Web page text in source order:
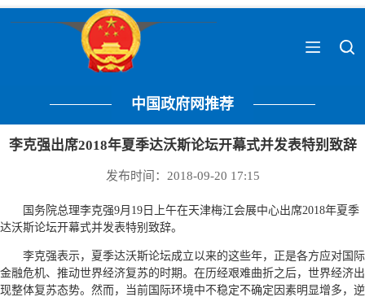
中国政府网推荐
李克强出席2018年夏季达沃斯论坛开幕式并发表特别致辞
发布时间：2018-09-20 17:15
国务院总理李克强9月19日上午在天津梅江会展中心出席2018年夏季
达沃斯论坛开幕式并发表特别致辞。
李克强表示，夏季达沃斯论坛成立以来的这些年，正是各方应对国际
金融危机、推动世界经济复苏的时期。在历经艰难曲折之后，世界经济出
现整体复苏态势。然而，当前国际环境中不稳定不确定因素明显增多，逆